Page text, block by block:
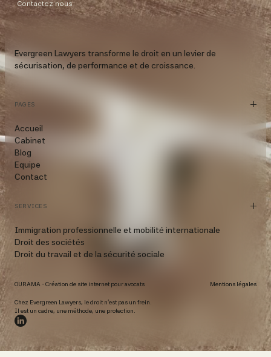
Contactez nous
Evergreen Lawyers transforme le droit en un levier de
sécurisation, de performance et de croissance.
PAGES
Accueil
Cabinet
Blog
Equipe
Contact
SERVICES
Immigration professionnelle et mobilité internationale
Droit des sociétés
Droit du travail et de la sécurité sociale
OURAMA -Création de site internet pour avocats Mentions légales
Chez Evergreen Lawyers, le droit n’est pas un frein.
Il est un cadre, une méthode, une protection.